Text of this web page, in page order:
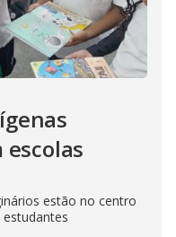
estão no centro